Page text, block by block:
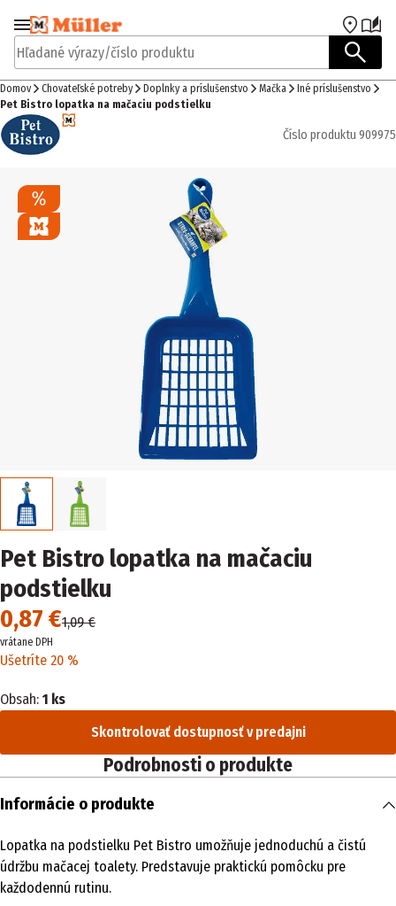
Prejsť na navigáciu
Prejsť na hlavný obsah
Hľadané výrazy/číslo produktu
Domov Chovateľské potreby Doplnky a príslušenstvo Mačka
Iné príslušenstvo
Pet Bistro lopatka na mačaciu podstielku
Číslo produktu 909975
Pet Bistro lopatka na mačaciu
podstielku
0,87 €1,09 €
vrátane DPH
Ušetríte 20 %
Obsah: 1 ks
Skontrolovať dostupnosť v predajni
Podrobnosti o produkte
Informácie o produkte
Lopatka na podstielku Pet Bistro umožňuje jednoduchú a čistú
údržbu mačacej toalety. Predstavuje praktickú pomôcku pre
každodennú rutinu.